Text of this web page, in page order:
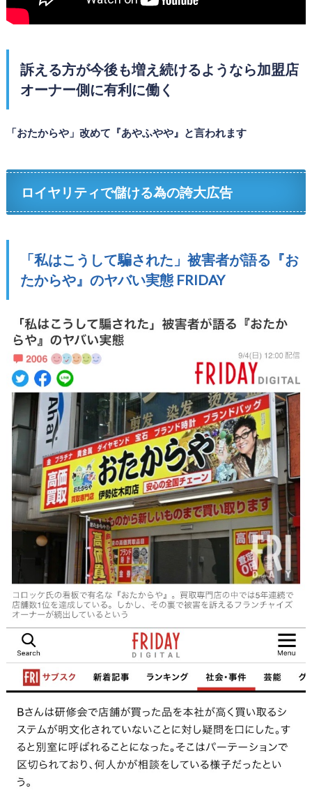
訴える方が今後も増え続けるようなら加盟店
オーナー側に有利に働く
「おたからや」改めて『あやふやや』と言われます
ロイヤリティで儲ける為の誇大広告
「私はこうして騙された」被害者が語る『お
たからや』のヤバい実態 FRIDAY